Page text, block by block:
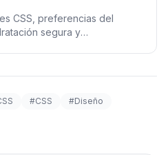
CSS, preferencias del
segura y
#CSS
#Diseño